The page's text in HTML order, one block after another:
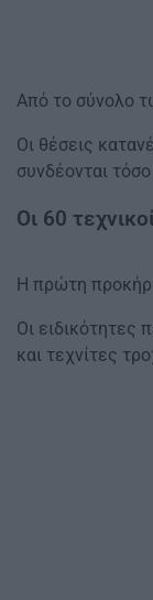
Από το σύνολο
Οι θέσεις
συνδέονται
Οι 60
Η πρώτη
Οι ειδικότητες
και τεχνίτες